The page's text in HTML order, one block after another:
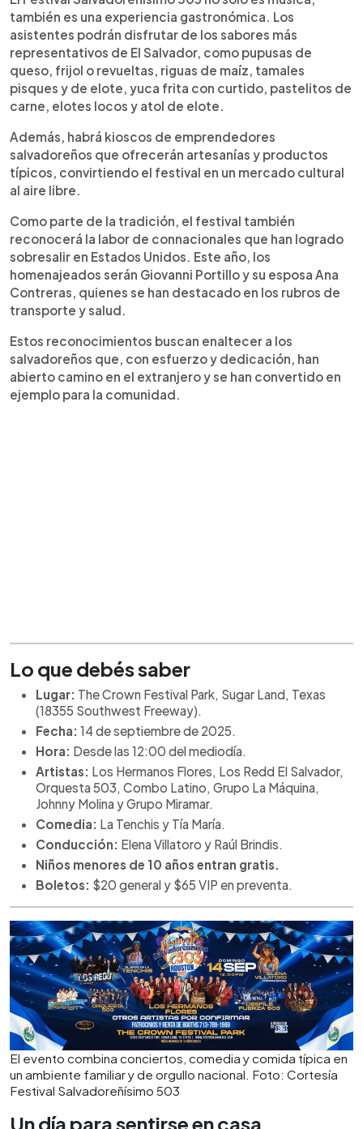
también es una experiencia gastronómica. Los
asistentes podrán disfrutar de los sabores más
representativos de El Salvador, como pupusas de
queso, frijol o revueltas, riguas de maíz, tamales
pisques y de elote, yuca frita con curtido, pastelitos de
carne, elotes locos y atol de elote.
Además, habrá kioscos de emprendedores
salvadoreños que ofrecerán artesanías y productos
típicos, convirtiendo el festival en un mercado cultural
al aire libre.
Como parte de la tradición, el festival también
reconocerá la labor de connacionales que han logrado
sobresalir en Estados Unidos. Este año, los
homenajeados serán Giovanni Portillo y su esposa Ana
Contreras, quienes se han destacado en los rubros de
transporte y salud.
Estos reconocimientos buscan enaltecer a los
salvadoreños que, con esfuerzo y dedicación, han
abierto camino en el extranjero y se han convertido en
ejemplo para la comunidad.
Lo que debés saber
Lugar: The Crown Festival Park, Sugar Land, Texas
(18355 Southwest Freeway).
Fecha: 14 de septiembre de 2025.
Hora: Desde las 12:00 del mediodía.
Artistas: Los Hermanos Flores, Los Redd El Salvador,
Orquesta 503, Combo Latino, Grupo La Máquina,
Johnny Molina y Grupo Miramar.
Comedia: La Tenchis y Tía María.
Conducción: Elena Villatoro y Raúl Brindis.
Niños menores de 10 años entran gratis.
Boletos: $20 general y $65 VIP en preventa.
El evento combina conciertos, comedia y comida típica en
un ambiente familiar y de orgullo nacional. Foto: Cortesía
Festival Salvadoreñísimo 503
Un día para sentirse en casa